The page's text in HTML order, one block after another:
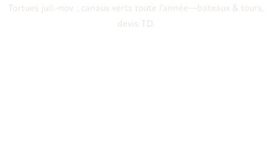
Tortues juil.–nov. ; canaux verts toute l'année—bateaux & tours,
devis TD.